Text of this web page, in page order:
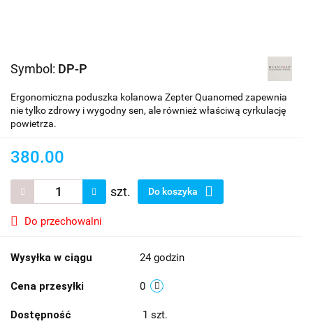
Symbol: DP-P
Ergonomiczna poduszka kolanowa Zepter Quanomed zapewnia
nie tylko zdrowy i wygodny sen, ale również właściwą cyrkulację
powietrza.
380.00
szt. Do koszyka
Do przechowalni
Wysyłka w ciągu 24 godzin
Cena przesyłki 0
Dostępność 1 szt.